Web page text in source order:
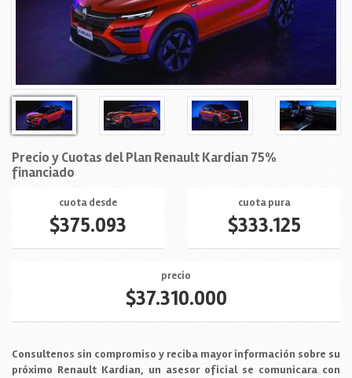
Precio y Cuotas del Plan Renault Kardian 75%
financiado
cuota desde
$375.093
cuota pura
$333.125
precio
$37.310.000
Consultenos sin compromiso y reciba mayor información sobre su
próximo Renault Kardian, un asesor oficial se comunicara con